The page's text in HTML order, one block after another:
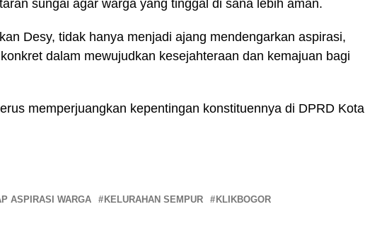
sungai agar warga yang tinggal di sana lebih aman.
Desy, tidak hanya menjadi ajang mendengarkan aspirasi,
dalam mewujudkan kesejahteraan dan kemajuan bagi
memperjuangkan kepentingan konstituennya di DPRD Kota
ASPIRASI WARGA KELURAHAN SEMPUR
KLIKBOGOR